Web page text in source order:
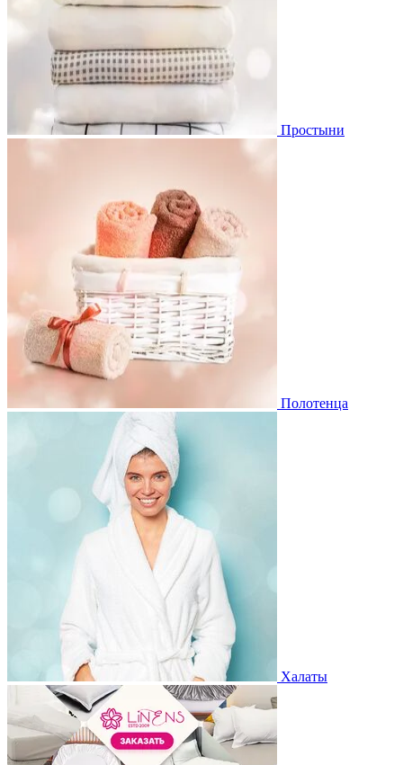
Простыни
Полотенца
Халаты